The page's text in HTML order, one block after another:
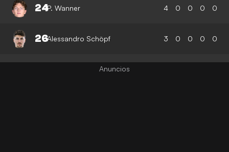
24P. Wanner 4 0 0 0 0
26Alessandro Schöpf 3 0 0 0 0